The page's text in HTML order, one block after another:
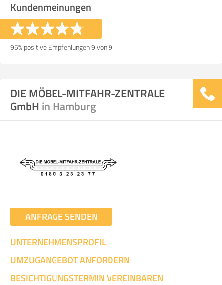
KOSTENSCHÄTZUNG:
ICH MÖCHTE ANGEBOTE ANFORDERN
SO ERRECHNET SICH DIE KOSTENSCHÄTZUNG
Kundenmeinungen
95% positive Empfehlungen 9 von 9
DIE MÖBEL-MITFAHR-ZENTRALE
GmbH in Hamburg
ANFRAGE SENDEN
UNTERNEHMENSPROFIL
UMZUGANGEBOT ANFORDERN
BESICHTIGUNGSTERMIN VEREINBAREN